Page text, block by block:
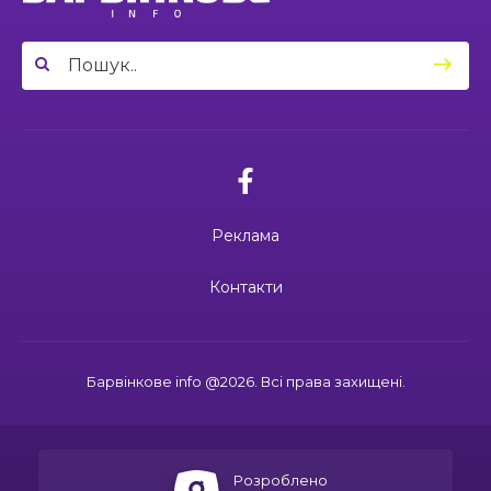
03:49
Сергій Козаков і Валерій Павленко: різні долі,
один вибір — захищати Україну
04:27
Барвінківського ліцею №1 пройшли фахове
Спільними зусиллями заради дітей: у
Вони віддали життя за Україну: 3
липня вшановуємо пам’ять Миколи
Поки звучить материнська молитва,
живе пам’ять
життя зупинився на цифрі 24
Барвінкове info @2026. Всі права захищені.
Реклама
Контакти
Розроблено